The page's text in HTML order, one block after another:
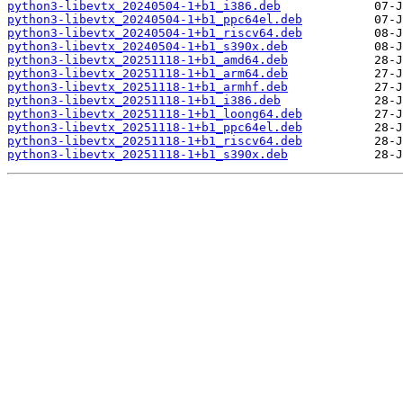
python3-libevtx_20240504-1+b1_i386.deb
python3-libevtx_20240504-1+b1_ppc64el.deb
python3-libevtx_20240504-1+b1_riscv64.deb
python3-libevtx_20240504-1+b1_s390x.deb
python3-libevtx_20251118-1+b1_amd64.deb
python3-libevtx_20251118-1+b1_arm64.deb
python3-libevtx_20251118-1+b1_armhf.deb
python3-libevtx_20251118-1+b1_i386.deb
python3-libevtx_20251118-1+b1_loong64.deb
python3-libevtx_20251118-1+b1_ppc64el.deb
python3-libevtx_20251118-1+b1_riscv64.deb
python3-libevtx_20251118-1+b1_s390x.deb